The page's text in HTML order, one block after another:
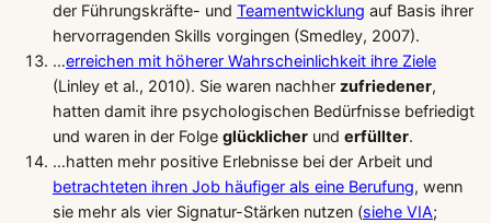
der Führungskräfte- und Teamentwicklung auf Basis ihrer
hervorragenden Skills vorgingen (Smedley, 2007).
…erreichen mit höherer Wahrscheinlichkeit ihre Ziele
(Linley et al., 2010). Sie waren nachher zufriedener,
hatten damit ihre psychologischen Bedürfnisse befriedigt
und waren in der Folge glücklicher und erfüllter.
…hatten mehr positive Erlebnisse bei der Arbeit und
betrachteten ihren Job häufiger als eine Berufung, wenn
sie mehr als vier Signatur-Stärken nutzen (siehe VIA;